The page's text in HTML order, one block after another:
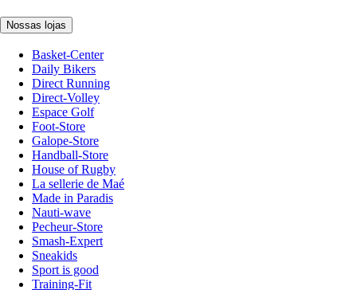
Nossas lojas
Basket-Center
Daily Bikers
Direct Running
Direct-Volley
Espace Golf
Foot-Store
Galope-Store
Handball-Store
House of Rugby
La sellerie de Maé
Made in Paradis
Nauti-wave
Pecheur-Store
Smash-Expert
Sneakids
Sport is good
Training-Fit